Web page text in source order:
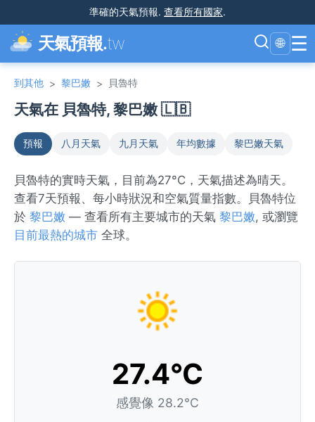
準確的天氣預報. 查看所有國家.
天氣預報.tw 🌐 ☰
到其他 > 黎巴嫩 > 貝魯特
天氣在 貝魯特, 黎巴嫩 🇱🇧
預報 八月天氣 九月天氣 年均數據 黎巴嫩天氣
貝魯特的實時天氣，目前為27°C，天氣描述為晴天。
查看7天預報、每小時狀況和空氣質量指數。貝魯特位
於 黎巴嫩 — 查看所有主要城市的天氣 黎巴嫩, 或瀏覽
目前最熱的城市 全球。
27.4°C
感覺像 28.2°C